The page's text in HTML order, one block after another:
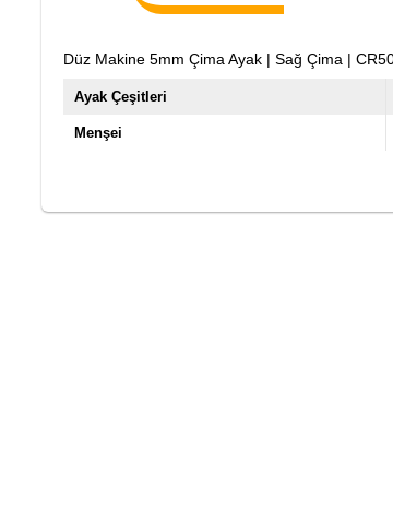
Düz Makine 5mm Çima Ayak | Sağ Çima |
Ayak Çeşitleri
Menşei